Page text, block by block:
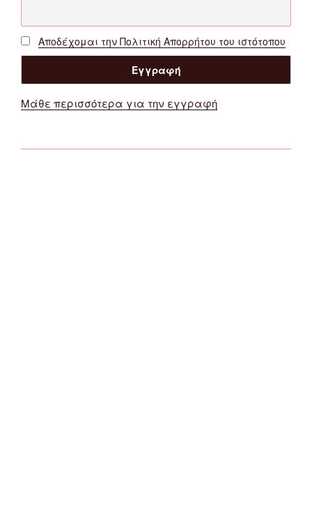
Αποδέχομαι την Πολιτική Απορρήτου του ιστότοπου
Μάθε περισσότερα για την εγγραφή